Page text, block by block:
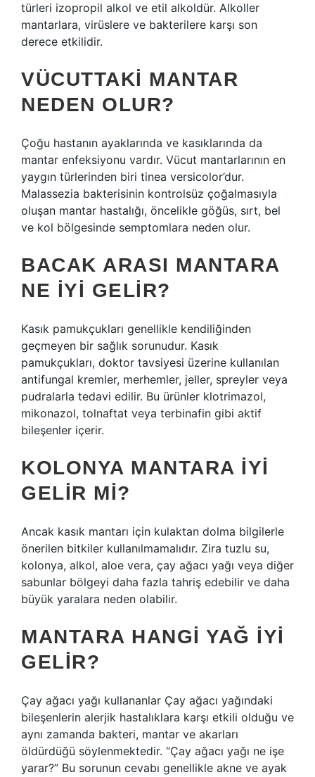
türleri izopropil alkol ve etil alkoldür. Alkoller
mantarlara, virüslere ve bakterilere karşı son
derece etkilidir.
VÜCUTTAKI MANTAR
NEDEN OLUR?
Çoğu hastanın ayaklarında ve kasıklarında da
mantar enfeksiyonu vardır. Vücut mantarlarının en
yaygın türlerinden biri tinea versicolor’dur.
Malassezia bakterisinin kontrolsüz çoğalmasıyla
oluşan mantar hastalığı, öncelikle göğüs, sırt, bel
ve kol bölgesinde semptomlara neden olur.
BACAK ARASI MANTARA
NE IYI GELIR?
Kasık pamukçukları genellikle kendiliğinden
geçmeyen bir sağlık sorunudur. Kasık
pamukçukları, doktor tavsiyesi üzerine kullanılan
antifungal kremler, merhemler, jeller, spreyler veya
pudralarla tedavi edilir. Bu ürünler klotrimazol,
mikonazol, tolnaftat veya terbinafin gibi aktif
bileşenler içerir.
KOLONYA MANTARA IYI
GELIR MI?
Ancak kasık mantarı için kulaktan dolma bilgilerle
önerilen bitkiler kullanılmamalıdır. Zira tuzlu su,
kolonya, alkol, aloe vera, çay ağacı yağı veya diğer
sabunlar bölgeyi daha fazla tahriş edebilir ve daha
büyük yaralara neden olabilir.
MANTARA HANGI YAĞ IYI
GELIR?
Çay ağacı yağı kullananlar Çay ağacı yağındaki
bileşenlerin alerjik hastalıklara karşı etkili olduğu ve
aynı zamanda bakteri, mantar ve akarları
öldürdüğü söylenmektedir. “Çay ağacı yağı ne işe
yarar?” Bu sorunun cevabı genellikle akne ve ayak